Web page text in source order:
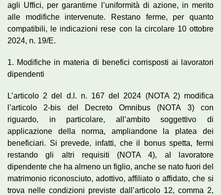
agli Uffici, per garantirne l’uniformità di azione, in merito
alle modifiche intervenute. Restano ferme, per quanto
compatibili, le indicazioni rese con la circolare 10 ottobre
2024, n. 19/E.
1. Modifiche in materia di benefici corrisposti ai lavoratori
dipendenti
L’articolo 2 del d.l. n. 167 del 2024 (NOTA 2) modifica
l’articolo 2-bis del Decreto Omnibus (NOTA 3) con
riguardo, in particolare, all’ambito soggettivo di
applicazione della norma, ampliandone la platea dei
beneficiari. Si prevede, infatti, che il bonus spetta, fermi
restando gli altri requisiti (NOTA 4), al lavoratore
dipendente che ha almeno un figlio, anche se nato fuori del
matrimonio riconosciuto, adottivo, affiliato o affidato, che si
trova nelle condizioni previste dall’articolo 12, comma 2,